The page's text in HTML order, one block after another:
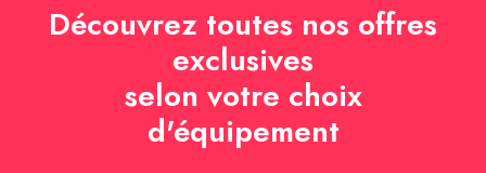
Découvrez toutes nos offres
exclusives
selon votre choix
d'équipement